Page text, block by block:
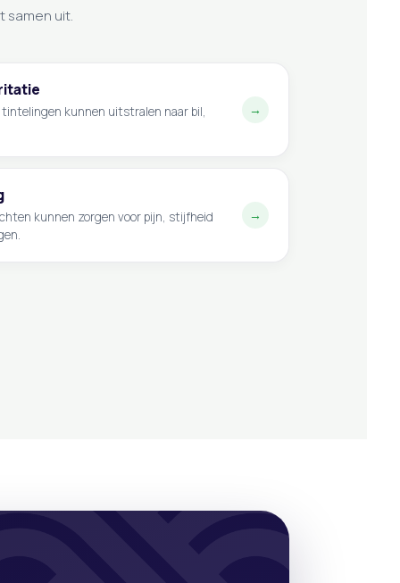
samen uit.
tintelingen kunnen uitstralen naar bil,
→
kunnen zorgen voor pijn, stijfheid
→